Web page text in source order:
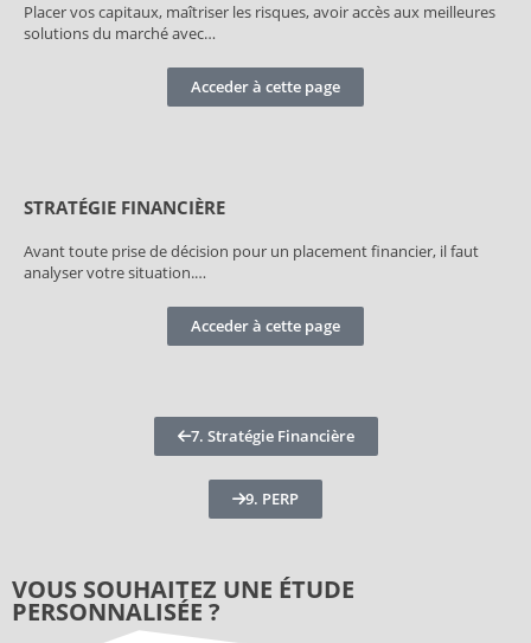
Placer vos capitaux, maîtriser les risques, avoir accès aux meilleures
solutions du marché avec…
Acceder à cette page
STRATÉGIE FINANCIÈRE
Avant toute prise de décision pour un placement financier, il faut
analyser votre situation.…
Acceder à cette page
7. Stratégie Financière
9. PERP
VOUS SOUHAITEZ UNE ÉTUDE
PERSONNALISÉE ?